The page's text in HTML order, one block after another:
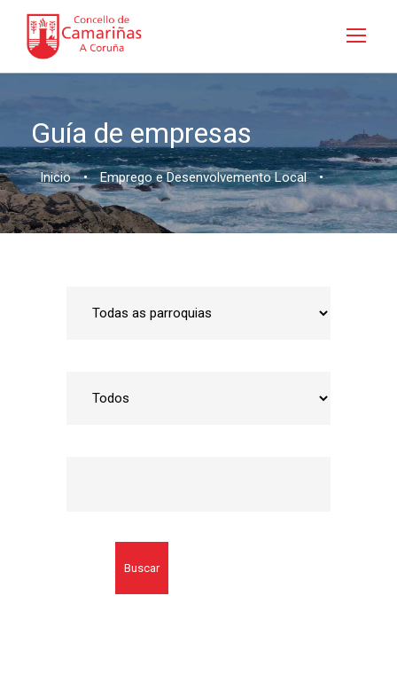
Guía de empresas
Inicio • Emprego e Desenvolvemento Local •
Buscar